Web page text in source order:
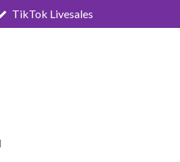
TikTok Livesales